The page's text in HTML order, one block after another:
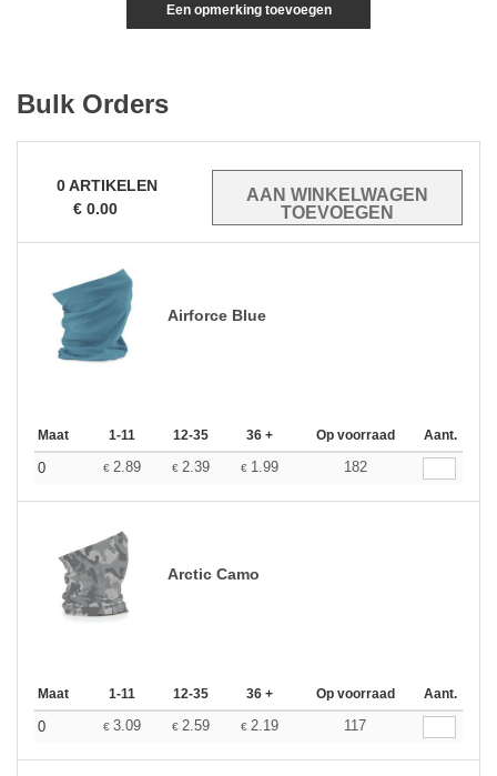
Een opmerking toevoegen
Bulk Orders
0ARTIKELEN
€ 0.00
Airforce Blue
Maat 1-11 12-35 36 + Op voorraad Aant.
0 € 2.89 € 2.39 € 1.99 182
Arctic Camo
Maat 1-11 12-35 36 + Op voorraad Aant.
0 € 3.09 € 2.59 € 2.19 117